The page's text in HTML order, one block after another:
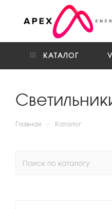
КАТАЛОГ
Главная — Каталог